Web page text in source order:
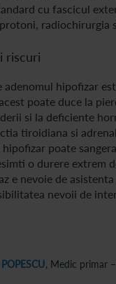
cu fascicul
radiochirurgia
riscuri
adenomul hipofizar
poate duce la
si la deficiente
tiroidiana si
poate
o durere extrem
e nevoie de
nevoii de
, Medic primar